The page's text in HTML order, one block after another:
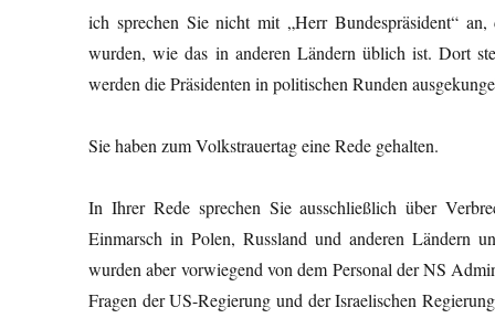
ich sprechen Sie nicht mit „Herr Bundespräsident“
wurden, wie das in anderen Ländern üblich ist. Dort
werden die Präsidenten in politischen Runden
Sie haben zum Volkstrauertag eine Rede gehalten.
In Ihrer Rede sprechen Sie ausschließlich über
Einmarsch in Polen, Russland und anderen Ländern
wurden aber vorwiegend von dem Personal der NS
Fragen der US-Regierung und der Israelischen